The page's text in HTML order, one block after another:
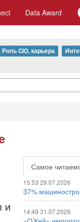
Data Award
Роль CIO, карьера
и
Самое
15:53 29.07.2026
37%
14:49 31.07.2026